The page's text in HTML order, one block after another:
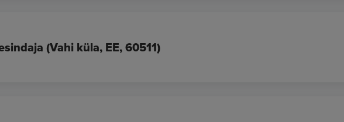
(Vahi küla, EE, 60511)